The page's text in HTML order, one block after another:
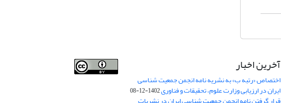
آخرین اخبار
اختصاص «رتبه ب» به نشریه نامه انجمن جمعیت شناسی
ایران در ارزیابی وزارت علوم، تحقیقات و فناوری1402-12-08